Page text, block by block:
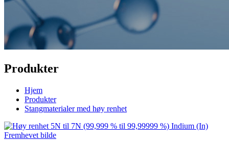
Produkter
Hjem
Produkter
Stangmaterialer med høy renhet